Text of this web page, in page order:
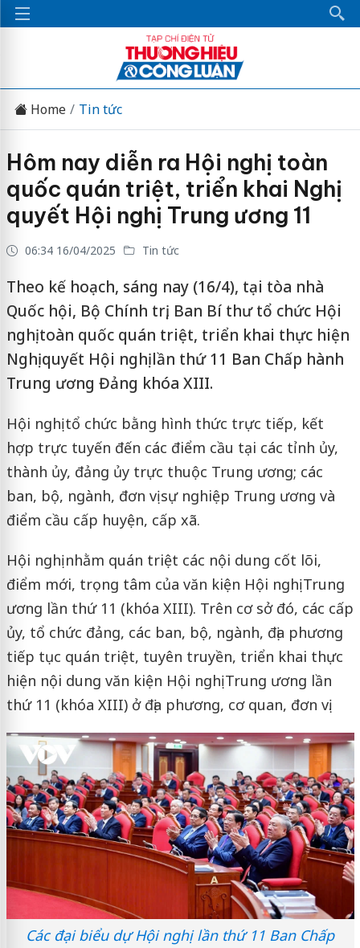
Home Tin tức
Hôm nay diễn ra Hội nghị toàn
quốc quán triệt, triển khai Nghị
quyết Hội nghị Trung ương 11
06:34 16/04/2025 Tin tức
Theo kế hoạch, sáng nay (16/4), tại tòa nhà
Quốc hội, Bộ Chính trị, Ban Bí thư tổ chức Hội
nghị toàn quốc quán triệt, triển khai thực hiện
Nghị quyết Hội nghị lần thứ 11 Ban Chấp hành
Trung ương Đảng khóa XIII.
Hội nghị tổ chức bằng hình thức trực tiếp, kết
hợp trực tuyến đến các điểm cầu tại các tỉnh ủy,
thành ủy, đảng ủy trực thuộc Trung ương; các
ban, bộ, ngành, đơn vị sự nghiệp Trung ương và
điểm cầu cấp huyện, cấp xã.
Hội nghị nhằm quán triệt các nội dung cốt lõi,
điểm mới, trọng tâm của văn kiện Hội nghị Trung
ương lần thứ 11 (khóa XIII). Trên cơ sở đó, các cấp
ủy, tổ chức đảng, các ban, bộ, ngành, địa phương
tiếp tục quán triệt, tuyên truyền, triển khai thực
hiện nội dung văn kiện Hội nghị Trung ương lần
thứ 11 (khóa XIII) ở địa phương, cơ quan, đơn vị.
Các đại biểu dự Hội nghị lần thứ 11 Ban Chấp